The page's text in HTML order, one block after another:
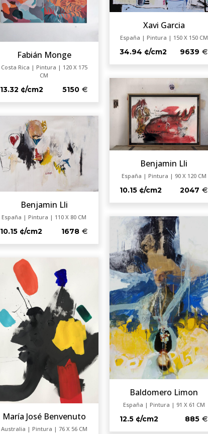
Xavi Garcia
España | Pintura | 150 X 150 CM
34.94 ¢/cm2 9639
Fabián Monge
Costa Rica | Pintura | 120 X 175
CM
13.32 ¢/cm2 5150
Benjamin Lli
España | Pintura | 90 X 120 CM
10.15 ¢/cm2 2047
Benjamin Lli
España | Pintura | 110 X 80 CM
10.15 ¢/cm2 1678
Baldomero Limon
España | Pintura | 91 X 61 CM
12.5 ¢/cm2 885
María José Benvenuto
Australia | Pintura | 76 X 56 CM